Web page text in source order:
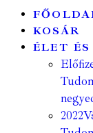
KOSÁR
ÉLET
2022